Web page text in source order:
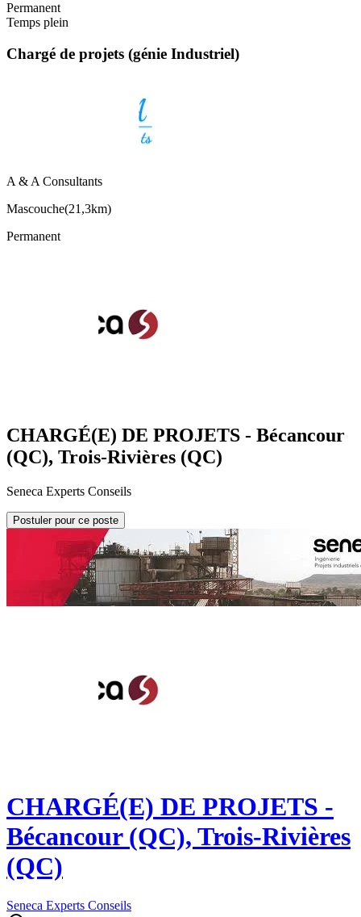
Permanent
Temps plein
Chargé de projets (génie Industriel)
A & A Consultants
Mascouche(21,3km)
Permanent
CHARGÉ(E) DE PROJETS - Bécancour
(QC), Trois-Rivières (QC)
Seneca Experts Conseils
Postuler pour ce poste
CHARGÉ(E) DE PROJETS -
Bécancour (QC), Trois-Rivières
(QC)
Seneca Experts Conseils